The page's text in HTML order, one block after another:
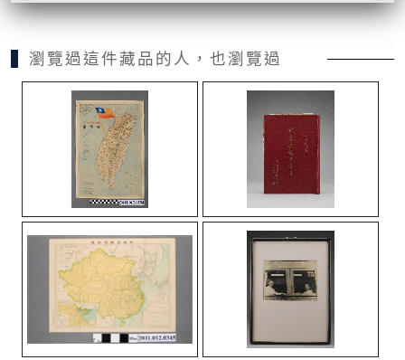
瀏覽過這件藏品的人，也瀏覽過